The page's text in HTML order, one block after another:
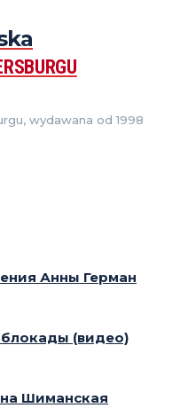
wydawana od 1998
Анны Герман
(видео)
Шиманская